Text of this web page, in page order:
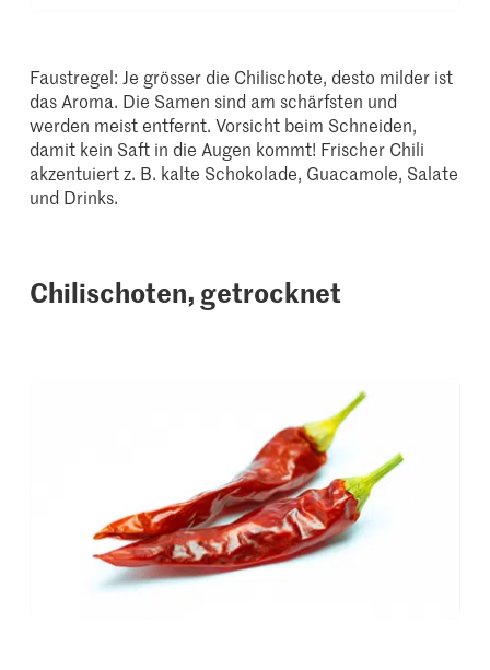
Faustregel: Je grösser die Chilischote, desto milder ist
das Aroma. Die Samen sind am schärfsten und
werden meist entfernt. Vorsicht beim Schneiden,
damit kein Saft in die Augen kommt! Frischer Chili
akzentuiert z. B. kalte Schokolade, Guacamole, Salate
und Drinks.
Chilischoten, getrocknet